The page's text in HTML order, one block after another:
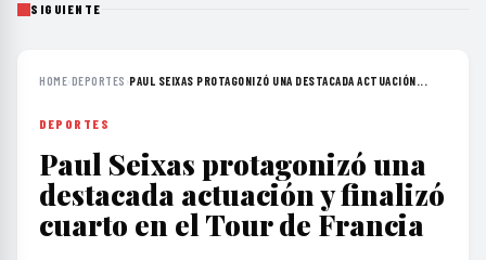
SIGUIENTE
HOME›DEPORTES ›PAUL SEIXAS PROTAGONIZÓ UNA DESTACADA ACTUACIÓN...
DEPORTES
Paul Seixas protagonizó una
destacada actuación y finalizó
cuarto en el Tour de Francia